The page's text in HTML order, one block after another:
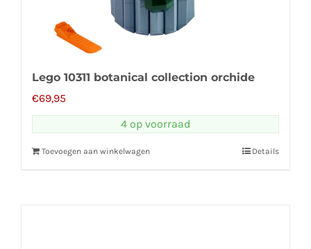
Lego 10311 botanical collection orchide
€69,95
4 op voorraad
Toevoegen aan winkelwagen Details